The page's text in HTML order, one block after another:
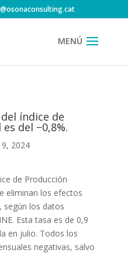
índice de
del −0,8%.
2024
de Producción
eliminan los efectos
según los datos
Esta tasa es de 0,9
en julio. Todos los
negativas, salvo